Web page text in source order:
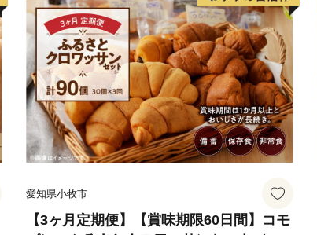
愛知県小牧市
【3ヶ月定期便】【賞味期限60日間】コモ